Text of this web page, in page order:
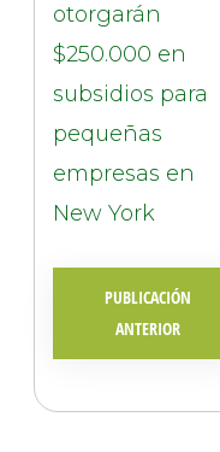
otorgarán
$250.000 en
subsidios para
pequeñas
empresas en
New York
PUBLICACIÓN
ANTERIOR